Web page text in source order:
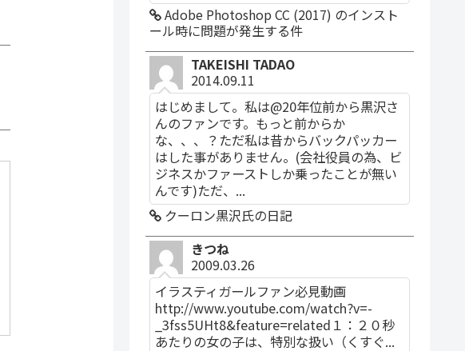
Adobe Photoshop CC (2017) のインスト
ール時に問題が発生する件
TAKEISHI TADAO
2014.09.11
はじめまして。私は@20年位前から黒沢さ
んのファンです。もっと前からか
な、、、？ただ私は昔からバックパッカー
はした事がありません。(会社役員の為、ビ
ジネスかファーストしか乗ったことが無い
んです)ただ、...
クーロン黒沢氏の日記
きつね
2009.03.26
イラスティガールファン必見動画
http://www.youtube.com/watch?v=-
_3fss5UHt8&feature=related１：２０秒
あたりの女の子は、特別な扱い（くすぐ...